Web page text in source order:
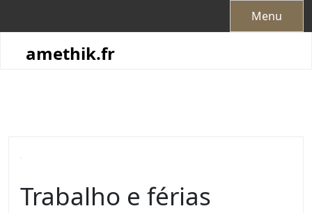
Menu
amethik.fr
Trabalho e férias